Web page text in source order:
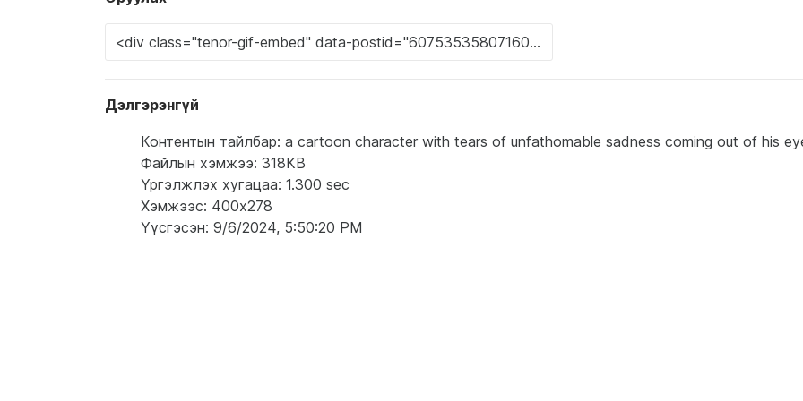
Дэлгэрэнгүй
Контентын тайлбар: a cartoon character with tears of unfathomable sadness coming out of his
Файлын хэмжээ: 318KB
Үргэлжлэх хугацаа: 1.300 sec
Хэмжээс: 400x278
Үүсгэсэн: 9/6/2024, 5:50:20 PM